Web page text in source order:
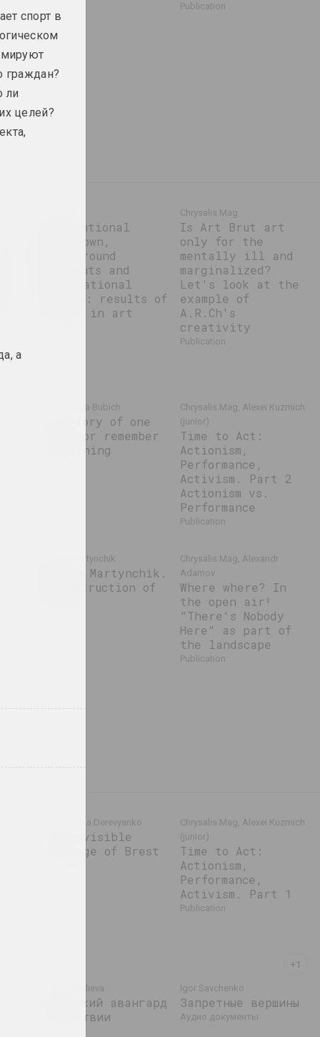
publication
Institutional
breakdown,
underground
movements and
international
success: results of
a year in art
Chrysalis Mag
Is Art Brut art
only for the
mentally ill and
marginalized?
Let's look at the
example of
A.R.Ch's
creativity
publication
Status, Olga Bubich
The story of one
yard, or remember
everything
Chrysalis Mag, Alexei Kuzmich
(junior)
Time to Act:
Actionism,
Performance,
Activism. Part 2
Actionism vs.
Performance
publication
Walera Martynchik
Walera Martynchik.
Reconstruction of
Chrysalis Mag, Alexandr
Adamov
Where where? In
the open air!
"There's Nobody
Here" as part of
the landscape
publication
Status, Alina Derevyanko
The invisible
heritage of Brest
Chrysalis Mag, Alexei Kuzmich
(junior)
Time to Act:
Actionism,
Performance,
Activism. Part 1
publication
Galina Vasilieva
Витебский авангард
в действии
Igor Savchenko
Запретные вершины
аудио документы
спорт в
граждан?
ли
целей?
а